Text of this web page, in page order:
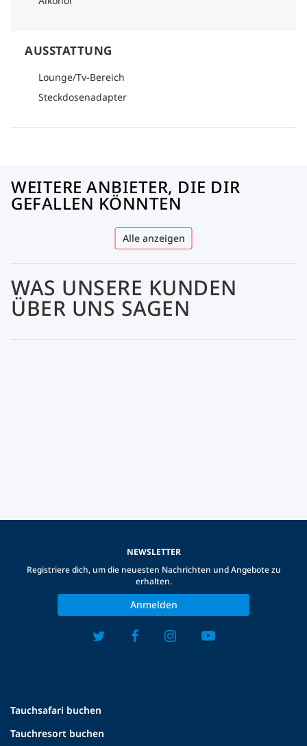
AUSSTATTUNG
Lounge/Tv-Bereich
Steckdosenadapter
WEITERE ANBIETER, DIE DIR
GEFALLEN KÖNNTEN
Alle anzeigen
WAS UNSERE KUNDEN
ÜBER UNS SAGEN
Tauchsafari buchen
Tauchresort buchen
NEWSLETTER
Registriere dich, um die neuesten Nachrichten und Angebote zu
erhalten.
Anmelden